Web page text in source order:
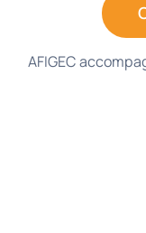
AFIGEC